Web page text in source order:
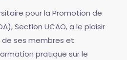
pour la Promotion de
Section UCAO, a le plaisir
ses membres et
pratique sur le